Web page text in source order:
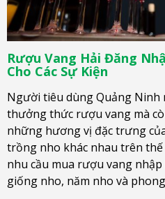
Rượu Vang Hải Đăng
Cho Các Sự Kiện
Người tiêu dùng Quảng Ninh
thưởng thức rượu vang mà
những hương vị đặc trưng
trồng nho khác nhau trên
nhu cầu mua rượu vang
giống nho, năm nho và